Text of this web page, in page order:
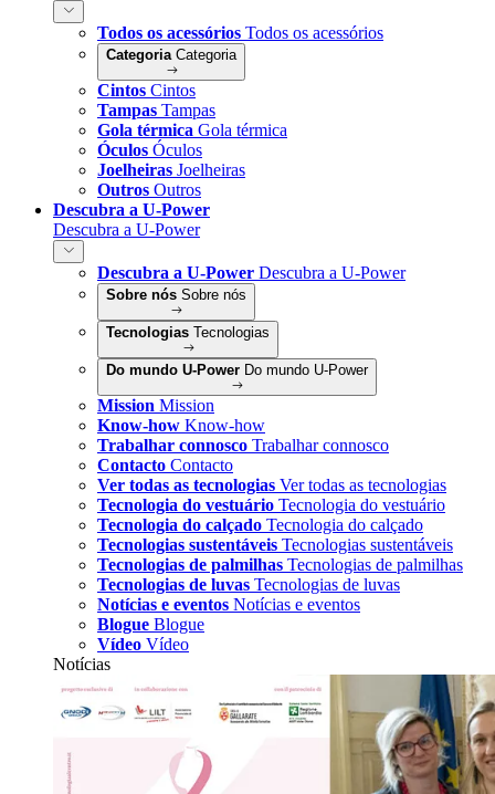
Todos os acessórios Todos os acessórios
Categoria Categoria
Cintos Cintos
Tampas Tampas
Gola térmica Gola térmica
Óculos Óculos
Joelheiras Joelheiras
Outros Outros
Descubra a U-Power
Descubra a U-Power
Descubra a U-Power Descubra a U-Power
Sobre nós Sobre nós
Tecnologias Tecnologias
Do mundo U-Power Do mundo U-Power
Mission Mission
Know-how Know-how
Trabalhar connosco Trabalhar connosco
Contacto Contacto
Ver todas as tecnologias Ver todas as tecnologias
Tecnologia do vestuário Tecnologia do vestuário
Tecnologia do calçado Tecnologia do calçado
Tecnologias sustentáveis Tecnologias sustentáveis
Tecnologias de palmilhas Tecnologias de palmilhas
Tecnologias de luvas Tecnologias de luvas
Notícias e eventos Notícias e eventos
Blogue Blogue
Vídeo Vídeo
Notícias